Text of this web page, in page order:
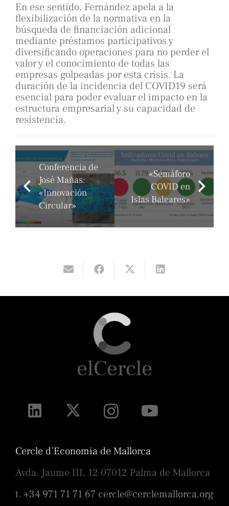
En ese sentido, Fernández apela a la
flexibilización de la normativa en la
búsqueda de financiación adicional
mediante préstamos participativos y
diversificando operaciones para no perder el
valor y el conocimiento de todas las
empresas golpeadas por esta crisis. La
duración de la incidencia del COVID19 será
esencial para poder evaluar el impacto en la
estructura empresarial y su capacidad de
resistencia.
Conferencia de
José Mañas:
«Innovación
Circular»
«Semáforo
COVID en
Islas Baleares»
Cercle d’Economia de Mallorca
Avda. Jaume III, 12 07012 Palma de Mallorca
t. +34 971 71 71 67 cercle@cerclemallorca.org